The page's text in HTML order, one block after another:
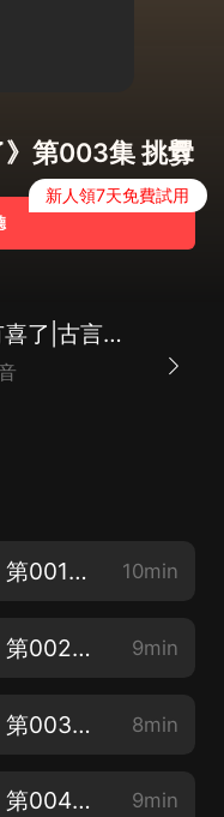
》第003集 挑釁
新人領7天免費試用
報告國師：太后有喜了|古言穿越|宮鬥虐渣|萌寶甜寵|歡脫多播
《報告國師：太后有喜了》第001集 太后洪福齊天（歡迎訂閱感謝關注點讚轉發投月票） 10min
《報告國師：太后有喜了》第002集 來著不善 9min
《報告國師：太后有喜了》第003集 挑釁 8min
《報告國師：太后有喜了》第004集 離奇的賭約 9min